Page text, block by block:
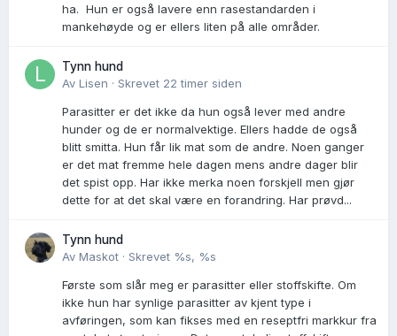
ha. Hun er også lavere enn rasestandarden i
mankehøyde og er ellers liten på alle områder.
Tynn hund
Av Lisen · Skrevet 22 timer siden
Parasitter er det ikke da hun også lever med andre
hunder og de er normalvektige. Ellers hadde de også
blitt smitta. Hun får lik mat som de andre. Noen ganger
er det mat fremme hele dagen mens andre dager blir
det spist opp. Har ikke merka noen forskjell men gjør
dette for at det skal være en forandring. Har prøvd...
Tynn hund
Av Maskot · Skrevet %s, %s
Første som slår meg er parasitter eller stoffskifte. Om
ikke hun har synlige parasitter av kjent type i
avføringen, som kan fikses med en reseptfri markkur fra